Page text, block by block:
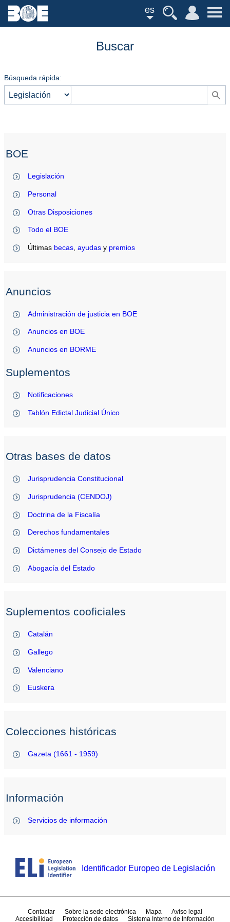
es
Buscar
Búsqueda rápida:
BOE
Legislación
Personal
Otras Disposiciones
Todo el BOE
Últimas becas ,ayudas y premios
Anuncios
Administración de justicia en BOE
Anuncios en BOE
Anuncios en BORME
Suplementos
Notificaciones
Tablón Edictal Judicial Único
Otras bases de datos
Jurisprudencia Constitucional
Jurisprudencia (CENDOJ)
Doctrina de la Fiscalía
Derechos fundamentales
Dictámenes del Consejo de Estado
Abogacía del Estado
Suplementos cooficiales
Catalán
Gallego
Valenciano
Euskera
Colecciones históricas
Gazeta (1661 - 1959)
Información
Servicios de información
Identificador Europeo de Legislación
Contactar Sobre la sede electrónica Mapa
Aviso legal
Accesibilidad
Protección de datos Sistema Interno de Información